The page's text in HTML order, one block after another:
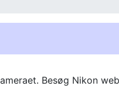
Besøg Nikon